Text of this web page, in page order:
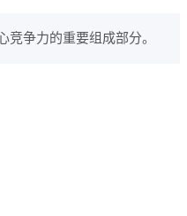
争力的重要组成部分。